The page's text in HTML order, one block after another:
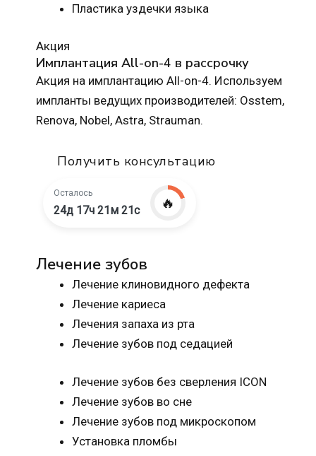
Пластика уздечки языка
Акция
Имплантация All-on-4 в рассрочку
Акция на имплантацию All-on-4. Используем
импланты ведущих производителей: Osstem,
Renova, Nobel, Astra, Strauman.
Получить консультацию
Осталось
24д 17ч 21м 20с 🔥
Лечение зубов
Лечение клиновидного дефекта
Лечение кариеса
Лечения запаха из рта
Лечение зубов под седацией
Лечение зубов без сверления ICON
Лечение зубов во сне
Лечение зубов под микроскопом
Установка пломбы